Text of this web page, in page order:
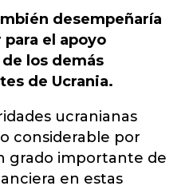
desempeñaría
el apoyo
los demás
de Ucrania.
ucranianas
considerable por
grado importante de
en estas